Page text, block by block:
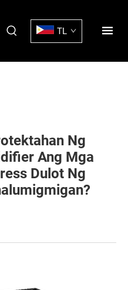
TL
Ng
Ang Mga
Dulot Ng